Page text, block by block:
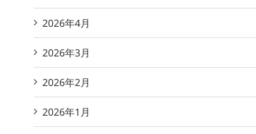
2026年4月
2026年3月
2026年2月
2026年1月